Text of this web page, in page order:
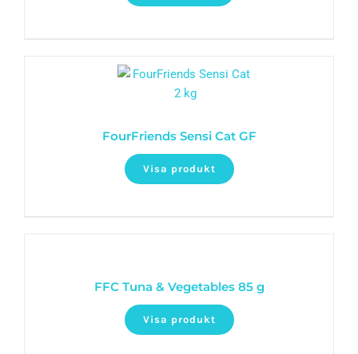
FourFriends Sensi Cat GF
Visa produkt
FFC Tuna & Vegetables 85 g
Visa produkt